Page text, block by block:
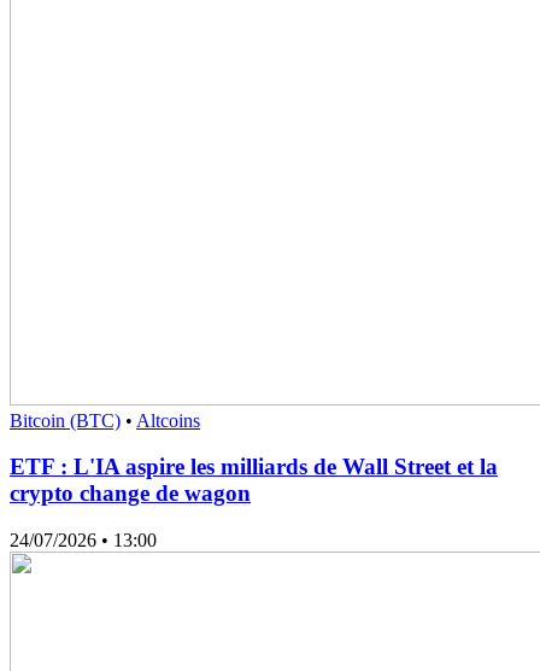
Bitcoin (BTC) • Altcoins
ETF : L'IA aspire les milliards de Wall Street et la
crypto change de wagon
24/07/2026 • 13:00